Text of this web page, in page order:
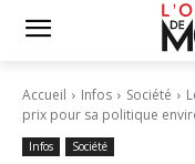
Accueil Infos Société
prix pour sa politique
Infos Société